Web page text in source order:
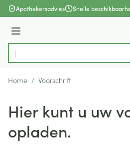
Ga naar de inhoud
Apothekersadvies Snelle
Menu
Product, merk, categorie...
Home / Voorschrift
Hier kunt u uw
opladen.